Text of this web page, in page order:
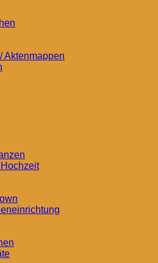
Aktenmappen